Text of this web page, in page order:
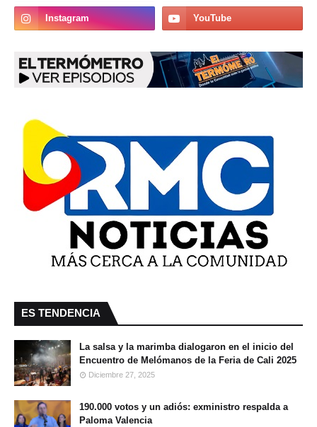
ES TENDENCIA
La salsa y la marimba dialogaron en el inicio del
Encuentro de Melómanos de la Feria de Cali 2025
Diciembre 27, 2025
190.000 votos y un adiós: exministro respalda a
Paloma Valencia